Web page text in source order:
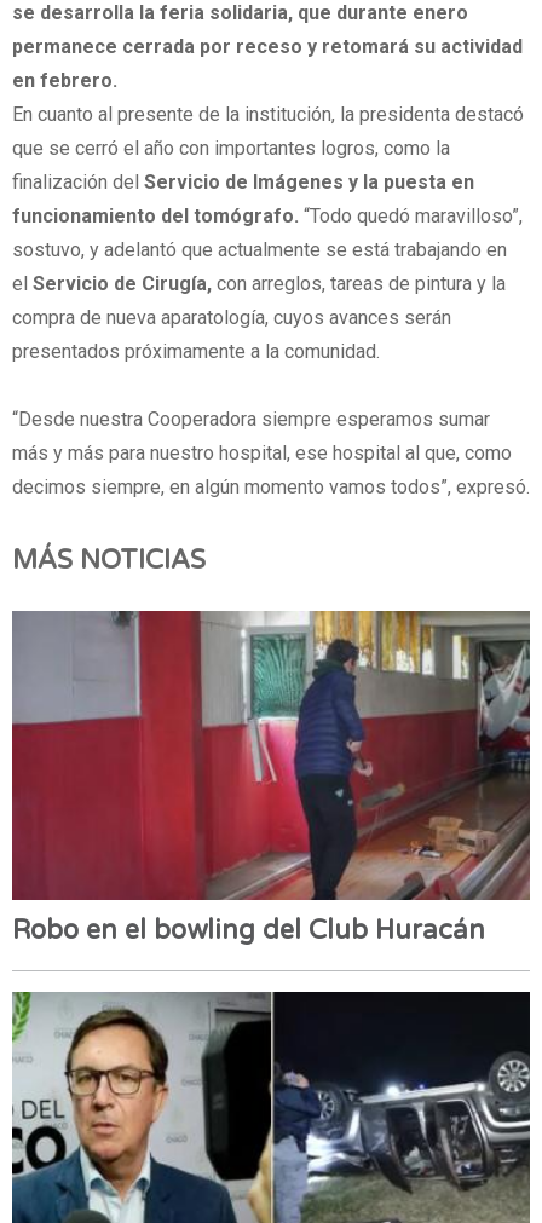
se desarrolla la feria solidaria, que durante enero
permanece cerrada por receso y retomará su actividad
en febrero.
En cuanto al presente de la institución, la presidenta destacó
que se cerró el año con importantes logros, como la
finalización del Servicio de Imágenes y la puesta en
funcionamiento del tomógrafo. “Todo quedó maravilloso”,
sostuvo, y adelantó que actualmente se está trabajando en
el Servicio de Cirugía, con arreglos, tareas de pintura y la
compra de nueva aparatología, cuyos avances serán
presentados próximamente a la comunidad.
“Desde nuestra Cooperadora siempre esperamos sumar
más y más para nuestro hospital, ese hospital al que, como
decimos siempre, en algún momento vamos todos”, expresó.
MÁS NOTICIAS
Robo en el bowling del Club Huracán